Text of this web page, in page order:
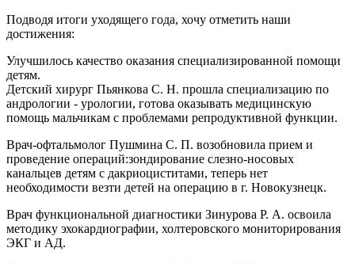
Подводя итоги уходящего года, хочу отметить наши
достижения:
Улучшилось качество оказания специализированной помощи
детям.
Детский хирург Пьянкова С. Н. прошла специализацию по
андрологии - урологии, готова оказывать медицинскую
помощь мальчикам с проблемами репродуктивной функции.
Врач-офтальмолог Пушмина С. П. возобновила прием и
проведение операций:зондирование слезно-носовых
канальцев детям с дакриоциститами, теперь нет
необходимости везти детей на операцию в г. Новокузнецк.
Врач функциональной диагностики Зинурова Р. А. освоила
методику эхокардиографии, холтеровского мониторирования
ЭКГ и АД.